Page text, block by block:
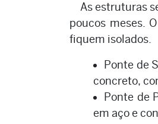
As estruturas
poucos meses.
fiquem isolados.
Ponte de
concreto,
Ponte de
em aço e